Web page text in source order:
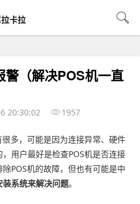
警（解决POS机一直
20:30:02 1957
多，可能是因为连接异常、硬件
用户最好是检查POS机是否连接
POS机的故障，但也有可能是中
系统来解决问题。